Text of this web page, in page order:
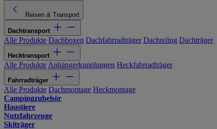
Reisen & Transport
Dachtransport
Alle Produkte Dachboxen Dachfahrradträger Dachreling Dachträger
Hecktransport
Alle Produkte Anhängerkupplungen Heckfahrradträger
Fahrradträger
Alle Produkte Dachmontage Heckmontage
Campingzubehör
Haustiere
Nutzfahrzeuge
Skiträger